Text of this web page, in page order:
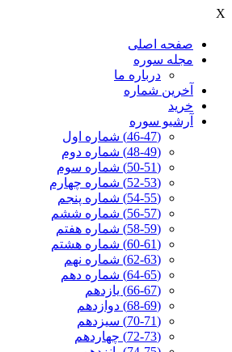
X
صفحه اصلی
مجله سوره
درباره ما
آخرين شماره
خرید
آرشیو سوره
(46-47) شماره اول
(48-49) شماره دوم
(50-51) شماره سوم
(52-53) شماره چهارم
(54-55) شماره پنجم
(56-57) شماره ششم
(58-59) شماره هفتم
(60-61) شماره هشتم
(62-63) شماره نهم
(64-65) شماره دهم
(66-67) یازدهم
(68-69) دوازدهم
(70-71) سیزدهم
(72-73) چهاردهم